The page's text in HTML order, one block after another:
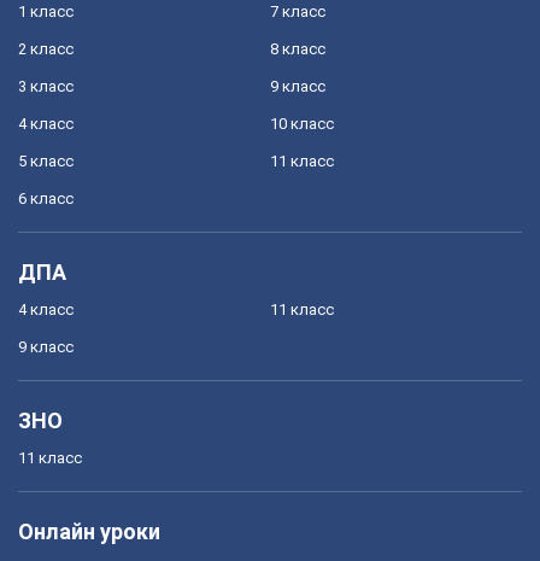
1 класс
2 класс
3 класс
4 класс
5 класс
6 класс
7 класс
8 класс
9 класс
10 класс
11 класс
ДПА
4 класс
9 класс
11 класс
ЗНО
11 класс
Онлайн уроки